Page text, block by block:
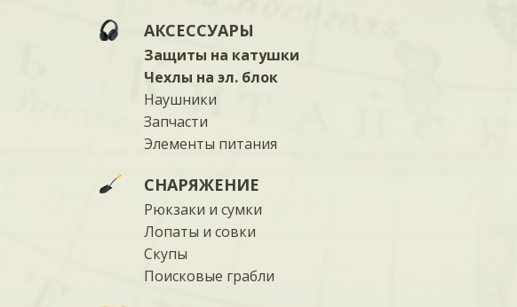
АКСЕССУАРЫ
Защиты на катушки
Чехлы на эл. блок
Наушники
Запчасти
Элементы питания
СНАРЯЖЕНИЕ
Рюкзаки и сумки
Лопаты и совки
Скупы
Поисковые грабли